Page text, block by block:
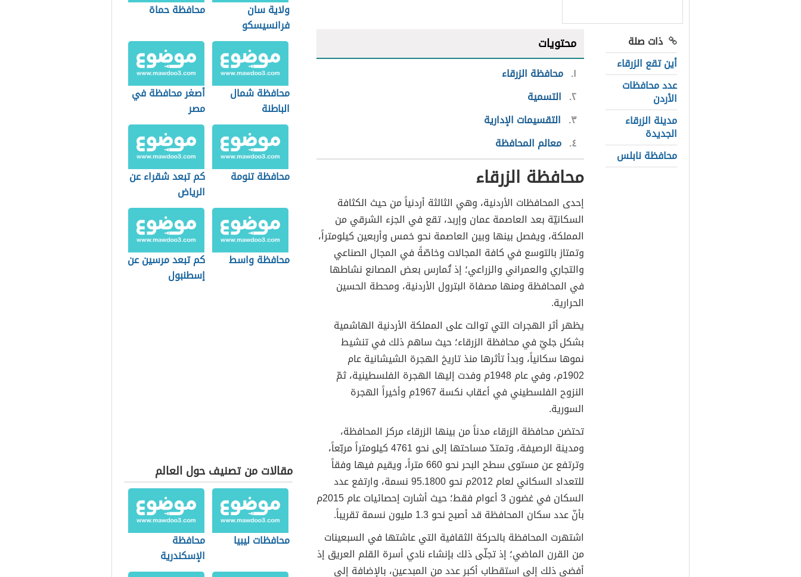
ذات صلة
أين تقع الزرقاء
عدد محافظات
الأردن
مدينة الزرقاء
الجديدة
محافظة نابلس
محتويات
١ محافظة الزرقاء
٢ التسمية
٣ التقسيمات الإدارية
٤ معالم المحافظة
محافظة الزرقاء
إحدى المحافظات الأردنية، وهي الثالثة أردنياً من حيث الكثافة
السكانيّة بعد العاصمة عمان وإربد، تقع في الجزء الشرقي من
المملكة، ويفصل بينها وبين العاصمة نحو خمس وأربعين كيلومتراً،
وتمتاز بالتوسع في كافة المجالات وخاصّةً في المجال الصناعي
والتجاري والعمراني والزراعي؛ إذ تُمارس بعض المصانع نشاطها
في المحافظة ومنها مصفاة البترول الأردنية، ومحطة الحسين
الحرارية.
يظهر أثر الهجرات التي توالت على المملكة الأردنية الهاشمية
بشكل جليّ في محافظة الزرقاء؛ حيث ساهم ذلك في تنشيط
نموها سكانياً، وبدأ تأثرها منذ تاريخ الهجرة الشيشانية عام
1902م، وفي عام 1948م وفدت إليها الهجرة الفلسطينية، ثمّ
النزوح الفلسطيني في أعقاب نكسة 1967م وأخيراً الهجرة
السورية.
تحتضن محافظة الزرقاء مدناً من بينها الزرقاء مركز المحافظة،
ومدينة الرصيفة، وتمتدّ مساحتها إلى نحو 4761 كيلومتراً مربّعاً،
وترتفع عن مستوى سطح البحر نحو 660 متراً، ويقيم فيها وفقاً
للتعداد السكاني لعام 2012م نحو 95.1800 نسمة، وارتفع عدد
السكان في غضون 3 أعوام فقط؛ حيث أشارت إحصائيات عام 2015م
بأنّ عدد سكان المحافظة قد أصبح نحو 1.3 مليون نسمة تقريباً.
اشتهرت المحافظة بالحركة الثقافية التي عاشتها في السبعينات
من القرن الماضي؛ إذ تجلّى ذلك بإنشاء نادي أسرة القلم العريق إذ
أفضى ذلك إلى استقطاب أكبر عدد من المبدعين، بالإضافة إلى
ولاية سان
فرانسيسكو
محافظة حماة
محافظة شمال
الباطنة
أصغر محافظة في
مصر
محافظة تنومة
كم تبعد شقراء عن
الرياض
محافظة واسط
كم تبعد مرسين عن
إسطنبول
مقالات من تصنيف حول العالم
محافظات ليبيا
محافظة
الإسكندرية